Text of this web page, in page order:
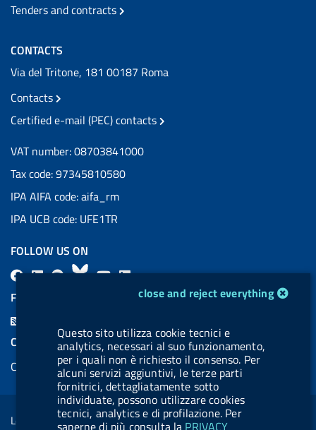
cookie management moduleclose and reject everything
Questo sito utilizza cookie tecnici e
analytics, necessari al suo funzionamento,
per i quali non è richiesto il consenso. Per
alcuni servizi aggiuntivi, le terze parti
fornitrici, dettagliatamente sotto
individuate, possono utilizzare cookies
tecnici, analytics e di profilazione. Per
saperne di più consulta la PRIVACY
Tenders and contracts
CONTACTS
Via del Tritone, 181 00187 Roma
Contacts
Certified e-mail (PEC) contacts
VAT number: 08703841000
Tax code: 97345810580
IPA AIFA code: aifa_rm
IPA UCB code: UFE1TR
FOLLOW US ON
F
L
l
e
l
.
b
u
t
B
e
s
k
y
Y
t
u
b
e
L
k
e
d
i
n
FEED RSS
COOKIES
Cookie management
Sezione Link Utili
Legal notice